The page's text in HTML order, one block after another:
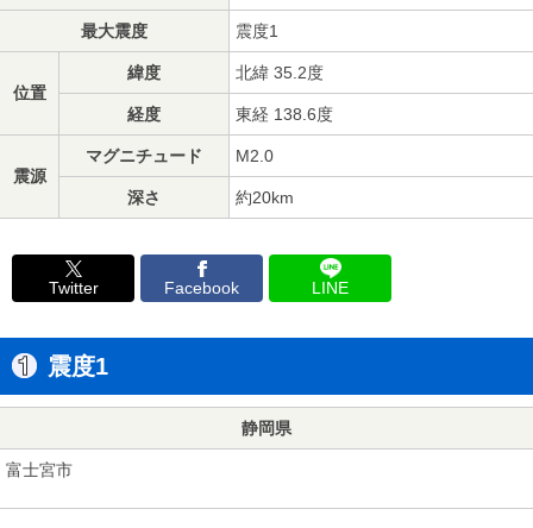
最大震度 震度1
位置
緯度 北緯 35.2度
経度 東経 138.6度
震源
マグニチュード M2.0
深さ 約20km
Twitter Facebook LINE
震度1
静岡県
富士宮市